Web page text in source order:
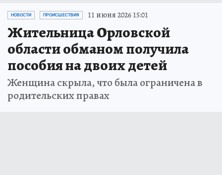
НОВОСТИ ПРОИСШЕСТВИЯ 11 июня 2026 15:01
Жительница Орловской
области обманом получила
пособия на двоих детей
Женщина скрыла, что была ограничена в
родительских правах